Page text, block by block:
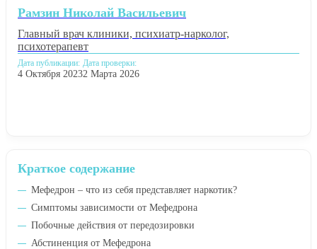
Краткое содержание
Мефедрон – что из себя представляет наркотик?
Симптомы зависимости от Мефедрона
Побочные действия от передозировки
Абстиненция от Мефедрона
Рамзин Николай Васильевич
Главный врач клиники, психиатр-нарколог,
психотерапевт
Дата публикации:
4 Октября 2023
Дата проверки:
2 Марта 2026